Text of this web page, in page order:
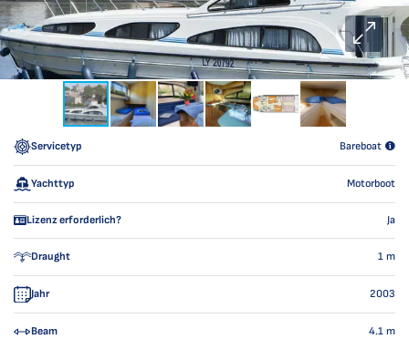
Servicetyp Bareboat
Yachttyp Motorboot
Lizenz erforderlich? Ja
Draught 1 m
Jahr 2003
Beam 4.1 m